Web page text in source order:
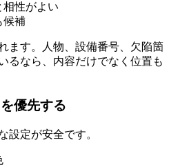
性がよい
候補
ます。人物、設備番号、欠陥箇
るなら、内容だけでなく位置も
優先する
設定が安全です。